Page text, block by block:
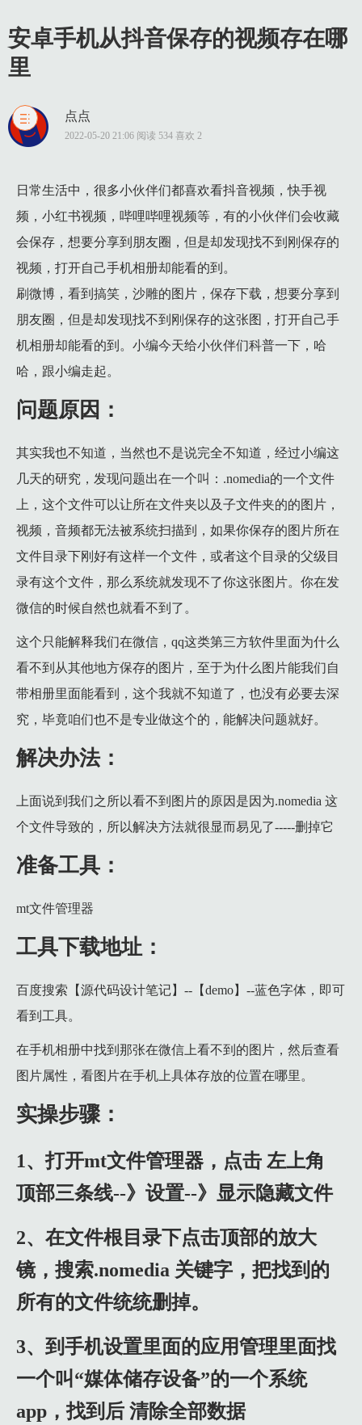
安卓手机从抖音保存的视频存在哪
里
点点
2022-05-20 21:06 阅读 534 喜欢 2
日常生活中，很多小伙伴们都喜欢看抖音视频，快手视
频，小红书视频，哔哩哔哩视频等，有的小伙伴们会收藏
会保存，想要分享到朋友圈，但是却发现找不到刚保存的
视频，打开自己手机相册却能看的到。
刷微博，看到搞笑，沙雕的图片，保存下载，想要分享到
朋友圈，但是却发现找不到刚保存的这张图，打开自己手
机相册却能看的到。小编今天给小伙伴们科普一下，哈
哈，跟小编走起。
问题原因：
其实我也不知道，当然也不是说完全不知道，经过小编这
几天的研究，发现问题出在一个叫：.nomedia的一个文件
上，这个文件可以让所在文件夹以及子文件夹的的图片，
视频，音频都无法被系统扫描到，如果你保存的图片所在
文件目录下刚好有这样一个文件，或者这个目录的父级目
录有这个文件，那么系统就发现不了你这张图片。你在发
微信的时候自然也就看不到了。
这个只能解释我们在微信，qq这类第三方软件里面为什么
看不到从其他地方保存的图片，至于为什么图片能我们自
带相册里面能看到，这个我就不知道了，也没有必要去深
究，毕竟咱们也不是专业做这个的，能解决问题就好。
解决办法：
上面说到我们之所以看不到图片的原因是因为.nomedia 这
个文件导致的，所以解决方法就很显而易见了-----删掉它
准备工具：
mt文件管理器
工具下载地址：
百度搜索【源代码设计笔记】--【demo】--蓝色字体，即可
看到工具。
在手机相册中找到那张在微信上看不到的图片，然后查看
图片属性，看图片在手机上具体存放的位置在哪里。
实操步骤：
1、打开mt文件管理器，点击 左上角
顶部三条线--》设置--》显示隐藏文件
2、在文件根目录下点击顶部的放大
镜，搜索.nomedia 关键字，把找到的
所有的文件统统删掉。
3、到手机设置里面的应用管理里面找
一个叫“媒体储存设备”的一个系统
app，找到后 清除全部数据
1 问题原因：
3 准备工具：
4 工具下载地址：
5 实操步骤：
5.1 1、打开mt文件管理器，点击 左上角 顶部三条线--》设置--
5.2 2、在文件根目录下点击顶部的放大镜，搜索.nomedia 关键
5.3 3、到手机设置里面的应用管理里面找一个叫“媒体储存设备
5.4 4、重启手机。等待10分钟左右，之前看不到的图片都有了